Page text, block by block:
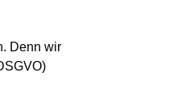
Denn wir